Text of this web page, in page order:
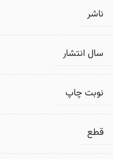
ناشر
سال انتشار
نوبت چاپ
قطع